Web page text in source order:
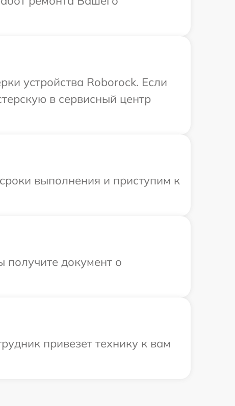
устройства Roborock. Если
в сервисный центр
выполнения и приступим к
получите документ о
привезет технику к вам